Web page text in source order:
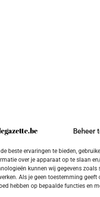
Beheer
beste ervaringen te bieden,
over je apparaat op te slaan
kunnen wij gegevens zoals
Als je geen toestemming
hebben op bepaalde functies en